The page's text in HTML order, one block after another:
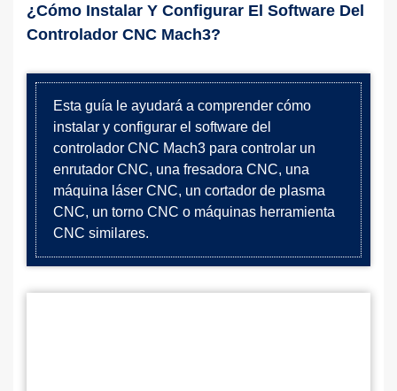
¿Cómo Instalar Y Configurar El Software Del
Controlador CNC Mach3?
Esta guía le ayudará a comprender cómo
instalar y configurar el software del
controlador CNC Mach3 para controlar un
enrutador CNC, una fresadora CNC, una
máquina láser CNC, un cortador de plasma
CNC, un torno CNC o máquinas herramienta
CNC similares.